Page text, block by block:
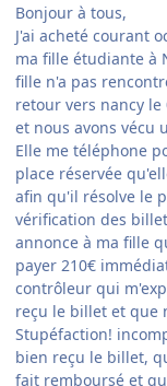
Bonjour à tous,
J'ai acheté courant
ma fille étudiante à
fille n'a pas
retour vers nancy
et nous avons vécu
Elle me téléphone
place réservée
afin qu'il résolve le
vérification des
annonce à ma fille
payer 210€
contrôleur qui
reçu le billet et que
Stupéfaction!
bien reçu le billet,
fait remboursé et